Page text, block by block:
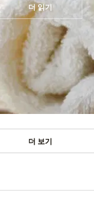
더 읽기
더 보기